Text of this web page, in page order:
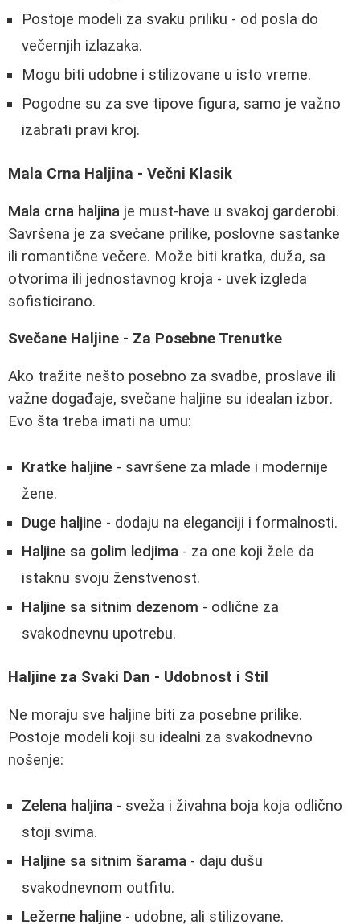
Postoje modeli za svaku priliku - od posla do
večernjih izlazaka.
Mogu biti udobne i stilizovane u isto vreme.
Pogodne su za sve tipove figura, samo je važno
izabrati pravi kroj.
Mala Crna Haljina - Večni Klasik
Mala crna haljina je must-have u svakoj garderobi.
Savršena je za svečane prilike, poslovne sastanke
ili romantične večere. Može biti kratka, duža, sa
otvorima ili jednostavnog kroja - uvek izgleda
sofisticirano.
Svečane Haljine - Za Posebne Trenutke
Ako tražite nešto posebno za svadbe, proslave ili
važne događaje, svečane haljine su idealan izbor.
Evo šta treba imati na umu:
Kratke haljine - savršene za mlade i modernije
žene.
Duge haljine - dodaju na eleganciji i formalnosti.
Haljine sa golim ledjima - za one koji žele da
istaknu svoju ženstvenost.
Haljine sa sitnim dezenom - odlične za
svakodnevnu upotrebu.
Haljine za Svaki Dan - Udobnost i Stil
Ne moraju sve haljine biti za posebne prilike.
Postoje modeli koji su idealni za svakodnevno
nošenje:
Zelena haljina - sveža i živahna boja koja odlično
stoji svima.
Haljine sa sitnim šarama - daju dušu
svakodnevnom outfitu.
Ležerne haljine - udobne, ali stilizovane.